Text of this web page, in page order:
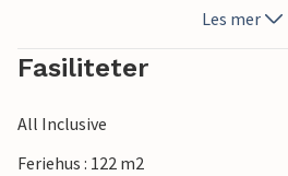
Huset ligger ca. 100 meter fra en
Les mer
Fasiliteter
All Inclusive
Feriehus : 122 m2